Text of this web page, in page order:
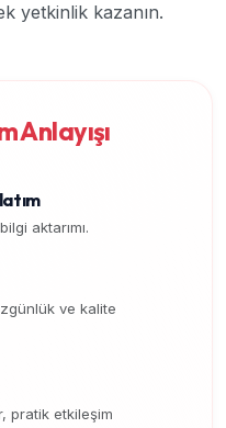
yetkinlik kazanın.
Anlayışı
aktarımı.
ve kalite
pratik etkileşim